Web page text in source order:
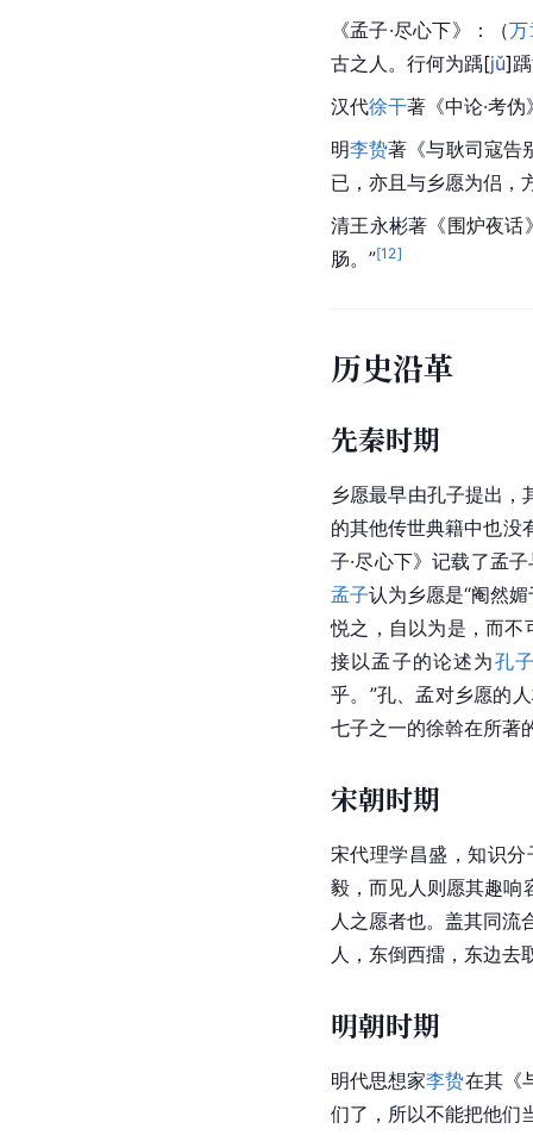
《孟子·尽心下》：（
古之人。行何为踽[jǔ]
汉代徐干著《中论·考
明李贽著《与耿司寇告
已，亦且与乡愿为侣，
清王永彬著《围炉夜话
肠。”[12]
历史沿革
先秦时期
乡愿最早由孔子提出，
的其他传世典籍中也没
子·尽心下》记载了孟
孟子认为乡愿是“阉然
悦之，自以为是，而不
接以孟子的论述为孔
乎。”孔、孟对乡愿的
七子之一的徐斡在所著
宋朝时期
宋代理学昌盛，知识分
毅，而见人则愿其趣响
人之愿者也。盖其同流
人，东倒西擂，东边去
明朝时期
明代思想家李贽在其《
们了，所以不能把他们